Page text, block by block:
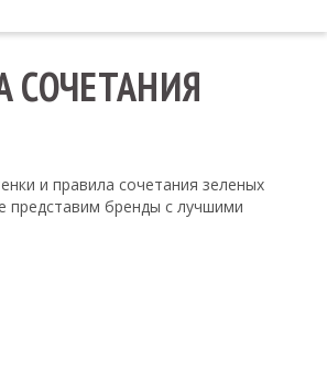
СОЧЕТАНИЯ
и правила сочетания зеленых
представим бренды с лучшими